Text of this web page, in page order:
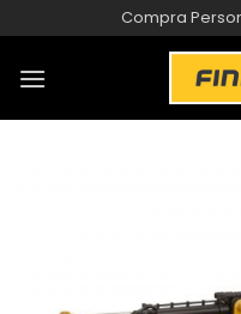
Compra